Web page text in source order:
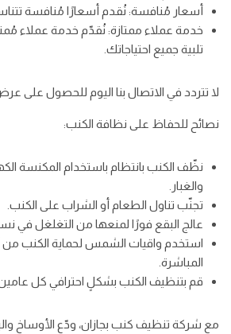
أسعار مُنافسة: نُقدم أسعارًا مُنافسة
خدمة عملاء ممتازة: نُقدّم خدمة عملاء
تلبية جميع احتياجاتك.
لا تتردد في الاتصال بنا اليوم للحصول على
نصائح للحفاظ على نظافة الكنب:
نظّف الكنب بانتظام باستخدام المكنسة
والغبار.
تجنّب تناول الطعام أو الشراب على الكنب.
عالج البقع فورًا لمنعها من التغلغل في
استخدم واقيات الشمس لحماية الكنب
المباشرة.
قم بتنظيف الكنب بشكلٍ احترافي كل
مع شركة تنظيف كنب بجازان، ودّع الأوساخ